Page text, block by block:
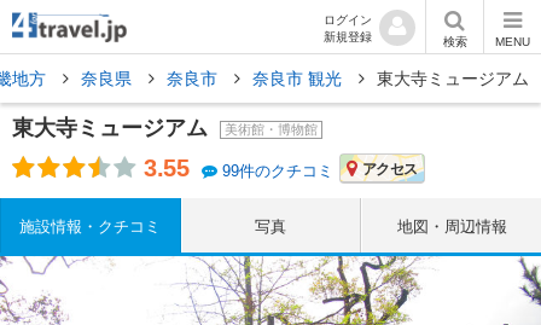
ログイン
新規登録
検索 MENU
地方 奈良県 奈良市 奈良市 観光 東大寺ミュージアム
東大寺ミュージアム 美術館・博物館
3.55 99件のクチコミ アクセス
施設情報・クチコミ 写真 地図・周辺情報